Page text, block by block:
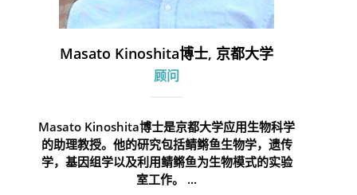
Masato Kinoshita博士, 京都大学
顾问
Masato Kinoshita博士是京都大学应用生物科学
的助理教授。他的研究包括鲭鳉鱼生物学，遗传
学，基因组学以及利用鲭鳉鱼为生物模式的实验
室工作。 ...